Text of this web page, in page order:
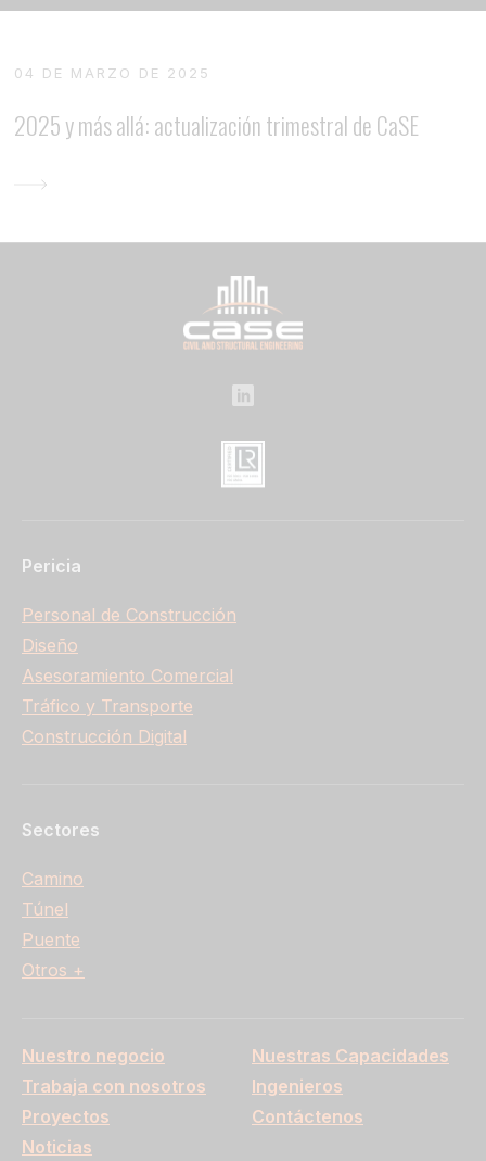
04 DE MARZO DE 2025
2025 y más allá: actualización trimestral de CaSE
Pericia
Personal de Construcción
Diseño
Asesoramiento Comercial
Tráfico y Transporte
Construcción Digital
Sectores
Camino
Túnel
Puente
Otros +
Nuestro negocio
Trabaja con nosotros
Proyectos
Noticias
Nuestras Capacidades
Ingenieros
Contáctenos